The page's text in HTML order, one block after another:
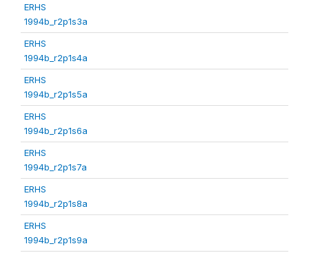
ERHS
1994b_r2p1s3a
ERHS
1994b_r2p1s4a
ERHS
1994b_r2p1s5a
ERHS
1994b_r2p1s6a
ERHS
1994b_r2p1s7a
ERHS
1994b_r2p1s8a
ERHS
1994b_r2p1s9a